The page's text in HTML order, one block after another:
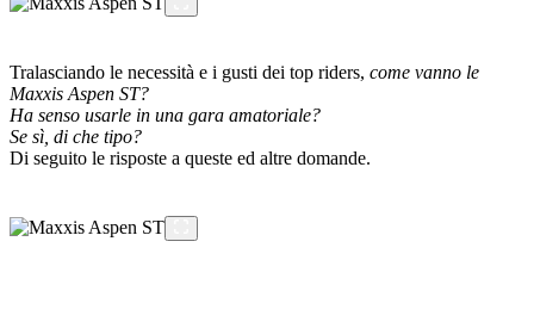
Tralasciando le necessità e i gusti dei top riders, come vanno le
Maxxis Aspen ST?
Ha senso usarle in una gara amatoriale?
Se sì, di che tipo?
Di seguito le risposte a queste ed altre domande.